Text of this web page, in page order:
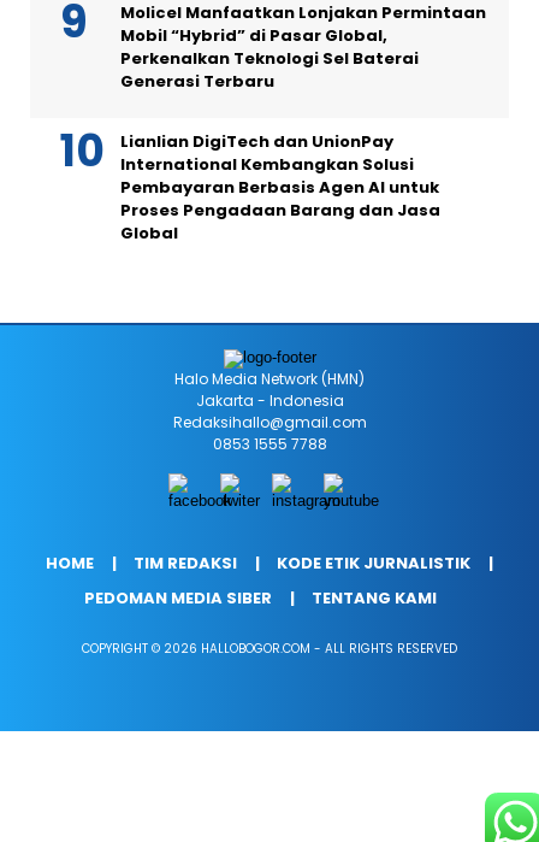
Molicel Manfaatkan Lonjakan Permintaan
Mobil “Hybrid” di Pasar Global,
Perkenalkan Teknologi Sel Baterai
Generasi Terbaru
Lianlian DigiTech dan UnionPay
International Kembangkan Solusi
Pembayaran Berbasis Agen AI untuk
Proses Pengadaan Barang dan Jasa
Global
Halo Media Network (HMN)
Jakarta - Indonesia
Redaksihallo@gmail.com
0853 1555 7788
HOME TIM REDAKSI
KODE ETIK JURNALISTIK
PEDOMAN MEDIA SIBER
TENTANG KAMI
COPYRIGHT © 2026 HALLOBOGOR.COM - ALL RIGHTS RESERVED